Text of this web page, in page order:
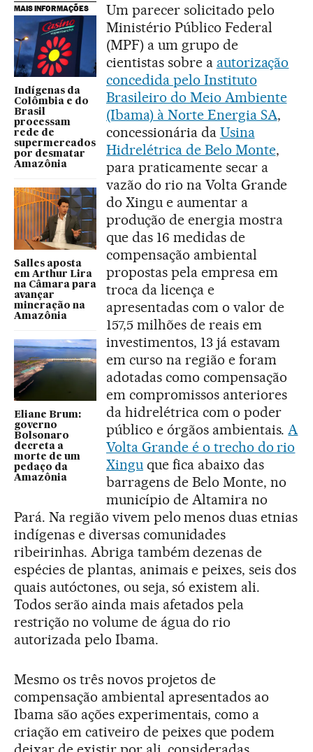
MAIS INFORMAÇÕES
Indígenas da
Colômbia e do
Brasil
processam
rede de
supermercados
por desmatar
Amazônia
Salles aposta
em Arthur Lira
na Câmara para
avançar
mineração na
Amazônia
Eliane Brum:
governo
Bolsonaro
decreta a
morte de um
pedaço da
Amazônia
Um parecer solicitado pelo
Ministério Público Federal
(MPF) a um grupo de
cientistas sobre a autorização
concedida pelo Instituto
Brasileiro do Meio Ambiente
(Ibama) à Norte Energia SA,
concessionária da Usina
Hidrelétrica de Belo Monte,
para praticamente secar a
vazão do rio na Volta Grande
do Xingu e aumentar a
produção de energia mostra
que das 16 medidas de
compensação ambiental
propostas pela empresa em
troca da licença e
apresentadas com o valor de
157,5 milhões de reais em
investimentos, 13 já estavam
em curso na região e foram
adotadas como compensação
em compromissos anteriores
da hidrelétrica com o poder
público e órgãos ambientais. A
Volta Grande é o trecho do rio
Xingu que fica abaixo das
barragens de Belo Monte, no
município de Altamira no
Pará. Na região vivem pelo menos duas etnias
indígenas e diversas comunidades
ribeirinhas. Abriga também dezenas de
espécies de plantas, animais e peixes, seis dos
quais autóctones, ou seja, só existem ali.
Todos serão ainda mais afetados pela
restrição no volume de água do rio
autorizada pelo Ibama.
Mesmo os três novos projetos de
compensação ambiental apresentados ao
Ibama são ações experimentais, como a
criação em cativeiro de peixes que podem